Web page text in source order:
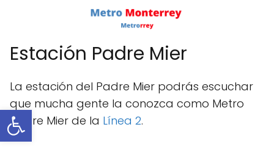
Abrir barra de herramientas
Estación Padre Mier
La estación del Padre Mier podrás escuchar
que mucha gente la conozca como Metro
Padre Mier de la Línea 2.